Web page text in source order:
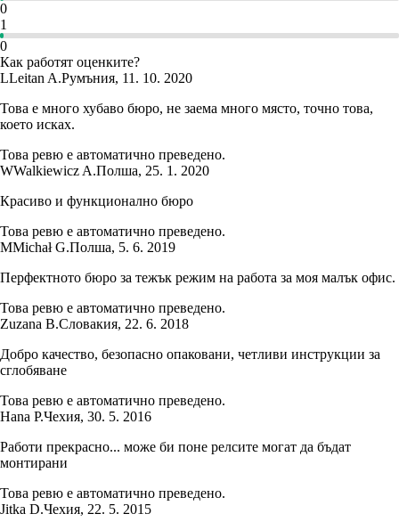
0
1
0
Как работят оценките?
LLeitan A.Румъния, 11. 10. 2020
Това е много хубаво бюро, не заема много място, точно това,
което исках.
Това ревю е автоматично преведено.
WWalkiewicz A.Полша, 25. 1. 2020
Красиво и функционално бюро
Това ревю е автоматично преведено.
MMichał G.Полша, 5. 6. 2019
Перфектното бюро за тежък режим на работа за моя малък офис.
Това ревю е автоматично преведено.
Zuzana B.Словакия, 22. 6. 2018
Добро качество, безопасно опаковани, четливи инструкции за
сглобяване
Това ревю е автоматично преведено.
Hana P.Чехия, 30. 5. 2016
Работи прекрасно... може би поне релсите могат да бъдат
монтирани
Това ревю е автоматично преведено.
Jitka D.Чехия, 22. 5. 2015